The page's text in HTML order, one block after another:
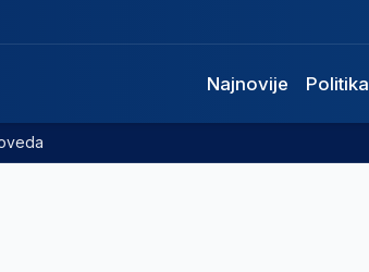
Najnovije Politika